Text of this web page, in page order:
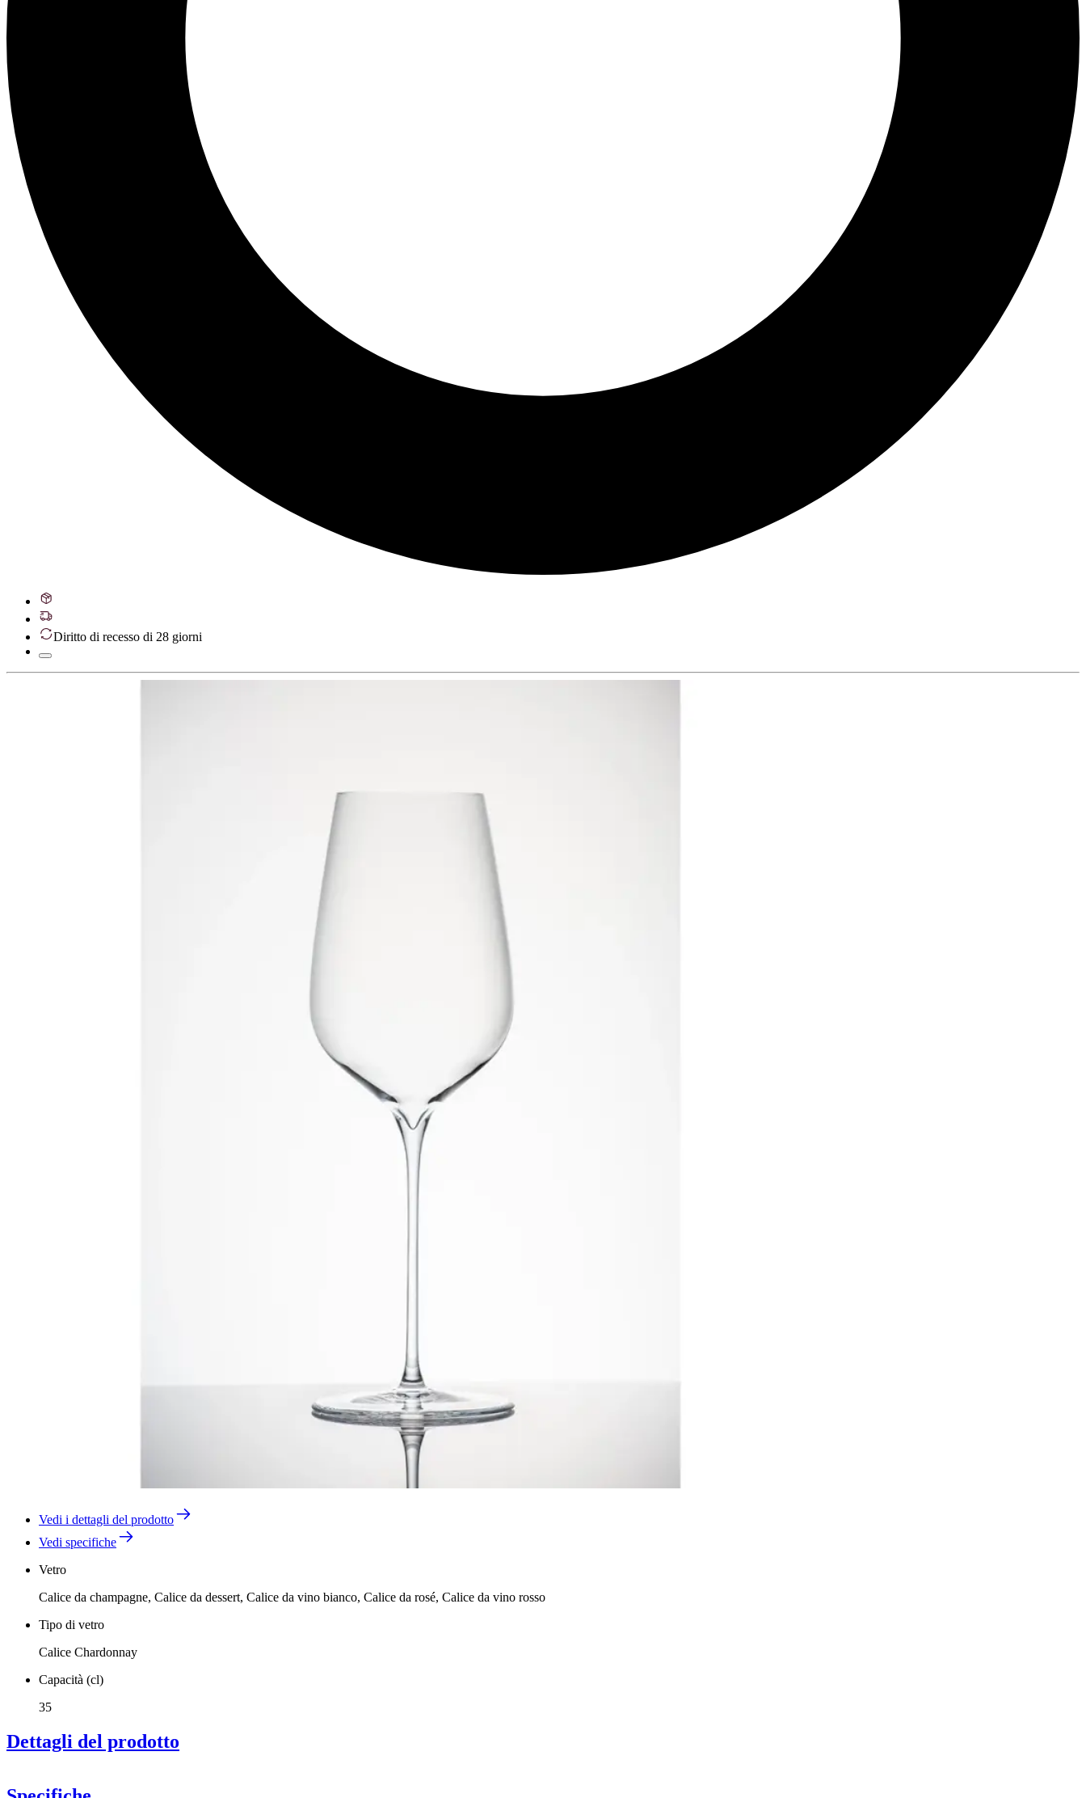
Diritto di recesso di 28 giorni
Vedi i dettagli del prodotto
Vedi specifiche
Vetro
Calice da champagne, Calice da dessert, Calice da vino bianco, Calice da rosé, Calice da vino rosso
Tipo di vetro
Calice Chardonnay
Capacità (cl)
35
Dettagli del prodotto